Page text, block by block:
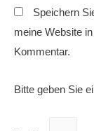
Speichern
meine Website
Kommentar.
Bitte geben Sie